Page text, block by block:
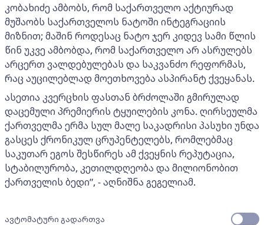
კობახიძე ამბობს, რომ საქართველო აქტიურად
მუშაობს საქართველოს ნატოში ინტეგრაციის
მიზნით; მაშინ როდესაც ნატო ჯერ კიდევ სამი წლის
წინ უკვე ამბობდა, რომ საქართველო არ ასრულებს
არცერთ ვალდებულებას და საკვანძო რეფორმას,
რაც აუცილებლად მოეთხოვება ასპირანტ ქვეყანას.
ასეთია კვერცხის ფასთან ბრძოლაში გმირულად
დაცემული პრემიერის ტყუილების კონა. ღირსეულმა
ქართველმა ერმა სულ მალე საკადრისი პასუხი უნდა
გასცეს ქრონიკულ ცრუპენტელებს, რომლებმაც
საკუთარ ეგოს შესწირეს ამ ქვეყნის რეპუტაცია,
სტაბილურობა, კეთილდღეობა და მილიონობით
ქართველის ბედი”, - აღნიშნა გეგელიამ.
ავტომატური გადართვა